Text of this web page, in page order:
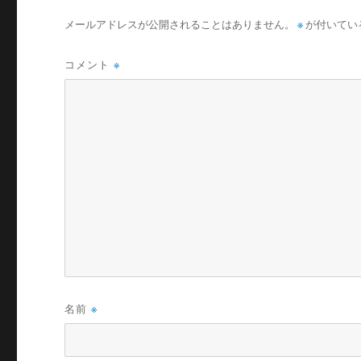
メールアドレスが公開されることはありません。 ※ が付いて
コメント※
名前※